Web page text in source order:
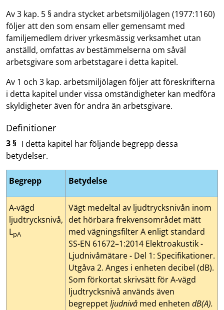
Av 3 kap. 5 § andra stycket arbetsmiljölagen (1977:1160)
följer att den som ensam eller gemensamt med
familjemedlem driver yrkesmässig verksamhet utan
anställd, omfattas av bestämmelserna om såväl
arbetsgivare som arbetstagare i detta kapitel.
Av 1 och 3 kap. arbetsmiljölagen följer att föreskrifterna
i detta kapitel under vissa omständigheter kan medföra
skyldigheter även för andra än arbetsgivare.
Definitioner
3 § I detta kapitel har följande begrepp dessa
betydelser.
Begrepp Betydelse
A-vägd
ljudtrycksnivå,
LpA
Vägt medeltal av ljudtrycksnivån inom
det hörbara frekvensområdet mätt
med vägningsfilter A enligt standard
SS-EN 61672–1:2014 Elektroakustik -
Ljudnivåmätare - Del 1: Specifikationer.
Utgåva 2. Anges i enheten decibel (dB).
Som förkortat skrivsätt för A-vägd
ljudtrycksnivå används även
begreppetljudnivåmed enheten dB(A).